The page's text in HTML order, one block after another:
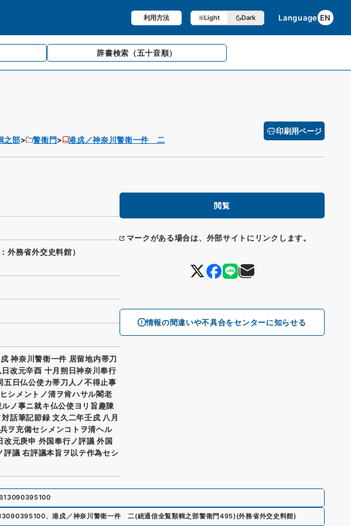
利用方法 Light Dark Language EN
辞書検索 （五十音順）
之部 警衛門 港戍／神奈川警衛一件 二
印刷用ページ
閲覧
マークがある場合は、外部サイトにリンクします。
情報の間違いや不具合をセンターに知らせる
外務省外交史料館）
神奈川警衛一件 居留地内帯刀
改元辛酉 十月朔日神奈川奉行
五日仏公使カ帯刀人ノ不得止事
シメントノ清ヲ肯ハサル閣老
ノ事ニ就キ仏公使ヨリ旨趣陳
話筆記節録 文久二年壬戍 八月
ヲ充備セシメンコトヲ清ヘル
改元庚申 外国奉行ノ評議 外国
議 右評議本旨ヲ以テ作為セシ
、港戍／神奈川警衛一件 二(続通信全覧類輯之部警衛門495)(外務省外交史料館)